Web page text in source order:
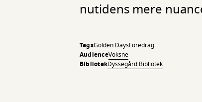
nutidens mere
TagsGolden DaysForedrag
AudienceVoksne
BibliotekDyssegård Bibliotek